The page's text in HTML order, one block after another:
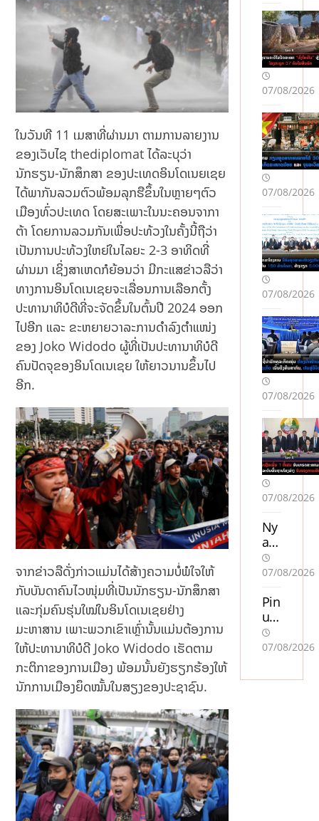
ໃນວັນທີ 11 ເມສາທີ່ຜ່ານມາ ຕາມການລາຍງານ
ຂອງເວັບໄຊ thediplomat ໄດ້ລະບຸວ່າ
ນັກຮຽນ-ນັກສຶກສາ ຂອງປະເທດອິນໂດເນຍເຊຍ
ໄດ້ພາກັນລວມຕົວພ້ອມລຸກຮືຂຶ້ນໃນຫຼາຍໆຕົວ
ເມືອງທົ່ວປະເທດ ໂດຍສະເພາະໃນນະຄອນຈາກາ
ຕ້າ ໂດຍການລວມກັນເພື່ອປະທ້ວງໃນຄັ້ງນີ້ຖືວ່າ
ເປັນການປະທ້ວງໃຫຍ່ໃນໄລຍະ 2-3 ອາທິດທີ່
ຜ່ານມາ ເຊິ່ງສາເຫດກໍຍ້ອນວ່າ ມີກະແສຂ່າວລືວ່າ
ທາງການອິນໂດເນເຊຍຈະເລື່ອນການເລືອກຕັ້ງ
ປະທານາທິບໍດີທີ່ຈະຈັດຂຶ້ນໃນຕົ້ນປີ 2024 ອອກ
ໄປອີກ ແລະ ຂະຫຍາຍວາລະການດໍາລົງຕຳແໜ່ງ
ຂອງ Joko Widodo ຜູ້ທີ່ເປັນປະທານາທິບໍດີ
ຄົນປັດຈຸຂອງອິນໂດເນເຊຍ ໃຫ້ຍາວນານຂຶ້ນໄປ
ອີກ.
ຈາກຂ່າວລືດັ່ງກ່າວແມ່ນໄດ້ສ້າງຄວາມບໍ່ພໍໃຈໃຫ້
ກັບບັນດາຄົນໄວໜຸ່ມທີ່ເປັນນັກຮຽນ-ນັກສຶກສາ
ແລະກຸ່ມຄົນຮຸ່ນໃໝ່ໃນອິນໂດເນເຊຍຢ່າງ
ມະຫາສານ ເພາະພວກເຂົາເຫຼົ່ານັ້ນແມ່ນຕ້ອງການ
ໃຫ້ປະທານາທິບໍດີ Joko Widodo ເຮັດຕາມ
ກະຕິກາຂອງການເມືອງ ພ້ອມນັ້ນຍັງຮຽກຮ້ອງໃຫ້
ນັກການເມືອງຍຶດໝັ້ນໃນສຽງຂອງປະຊາຊົນ.
i:
Tə
crü
bəl
i
İsti
fad
əçi
lər
də
n
Mə
slə
hət
lər
07/08/2026
07/08/2026
07/08/2026
07/08/2026
07/08/2026
Ny
a
cas
ino
n
sve
ns
k
en
07/08/2026
Pin
up
Ca
sin
Oy
07/08/2026